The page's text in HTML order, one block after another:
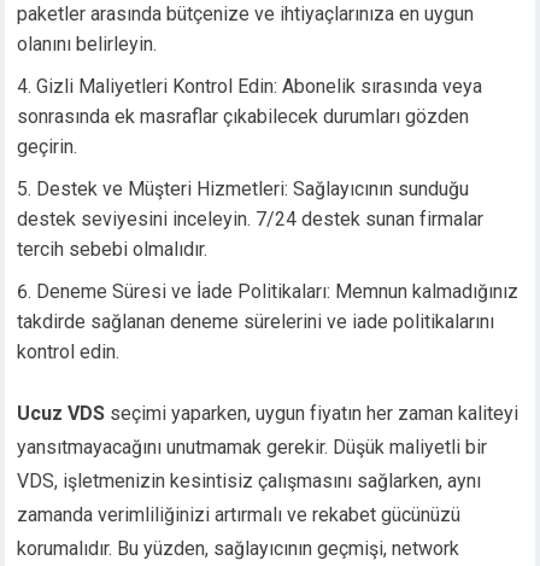
paketler arasında bütçenize ve ihtiyaçlarınıza en uygun
olanını belirleyin.
Gizli Maliyetleri Kontrol Edin: Abonelik sırasında veya
sonrasında ek masraflar çıkabilecek durumları gözden
geçirin.
Destek ve Müşteri Hizmetleri: Sağlayıcının sunduğu
destek seviyesini inceleyin. 7/24 destek sunan firmalar
tercih sebebi olmalıdır.
Deneme Süresi ve İade Politikaları: Memnun kalmadığınız
takdirde sağlanan deneme sürelerini ve iade politikalarını
kontrol edin.
Ucuz VDS seçimi yaparken, uygun fiyatın her zaman kaliteyi
yansıtmayacağını unutmamak gerekir. Düşük maliyetli bir
VDS, işletmenizin kesintisiz çalışmasını sağlarken, aynı
zamanda verimliliğinizi artırmalı ve rekabet gücünüzü
korumalıdır. Bu yüzden, sağlayıcının geçmişi, network